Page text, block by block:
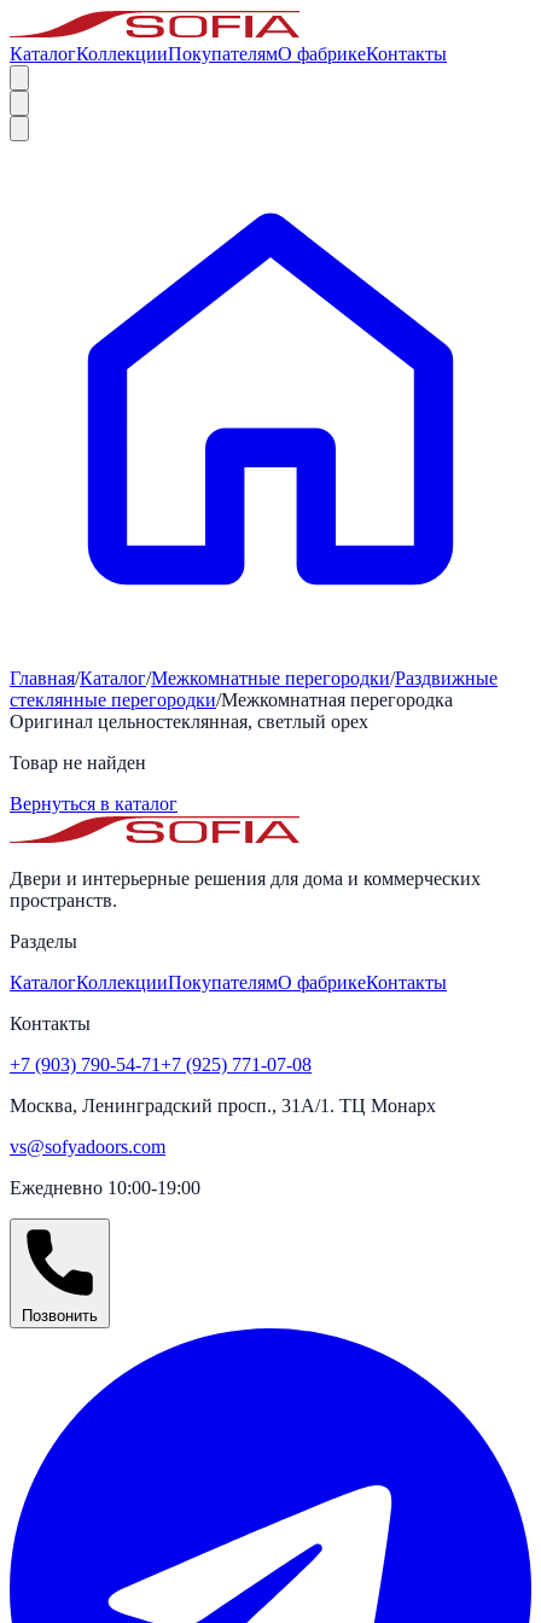
КаталогКоллекцииПокупателямО фабрикеКонтакты
Главная/Каталог/Межкомнатные перегородки/Раздвижные
стеклянные перегородки/Межкомнатная перегородка
Оригинал цельностеклянная, светлый орех
Товар не найден
Вернуться в каталог
Двери и интерьерные решения для дома и коммерческих
пространств.
Разделы
КаталогКоллекцииПокупателямО фабрикеКонтакты
Контакты
+7 (903) 790-54-71+7 (925) 771-07-08
Москва, Ленинградский просп., 31А/1. ТЦ Монарх
vs@sofyadoors.com
Ежедневно 10:00-19:00
Позвонить